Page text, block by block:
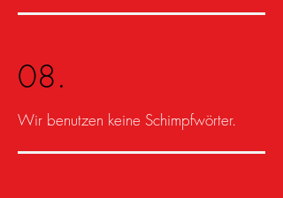
08.
Wir benutzen keine Schimpfwörter.